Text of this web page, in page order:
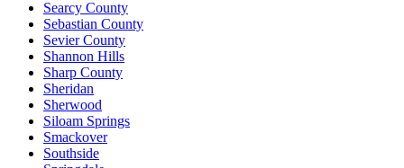
Searcy County
Sebastian County
Sevier County
Shannon Hills
Sharp County
Sheridan
Sherwood
Siloam Springs
Smackover
Southside